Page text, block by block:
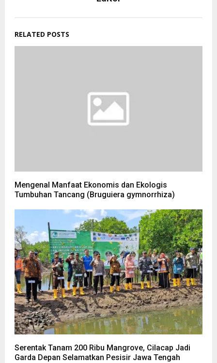
RELATED POSTS
Mengenal Manfaat Ekonomis dan Ekologis
Tumbuhan Tancang (Bruguiera gymnorrhiza)
Serentak Tanam 200 Ribu Mangrove, Cilacap Jadi
Garda Depan Selamatkan Pesisir Jawa Tengah